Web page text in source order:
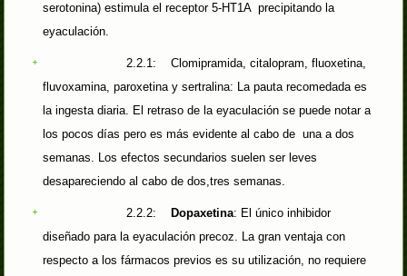
serotonina) estimula el receptor 5-HT1A precipitando la
eyaculación.
2.2.1: Clomipramida, citalopram, fluoxetina,
fluvoxamina, paroxetina y sertralina: La pauta recomedada es
la ingesta diaria. El retraso de la eyaculación se puede notar a
los pocos días pero es más evidente al cabo de una a dos
semanas. Los efectos secundarios suelen ser leves
desapareciendo al cabo de dos,tres semanas.
2.2.2: Dopaxetina: El único inhibidor
diseñado para la eyaculación precoz. La gran ventaja con
respecto a los fármacos previos es su utilización, no requiere